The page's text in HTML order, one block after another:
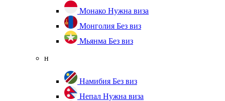
Монако Нужна виза
Монголия Без виз
Мьянма Без виз
н
Намибия Без виз
Непал Нужна виза